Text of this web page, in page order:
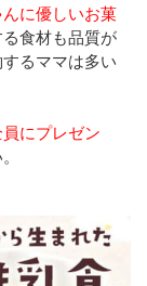
に優しいお菓
食材も品質が
るママは多い
にプレゼン